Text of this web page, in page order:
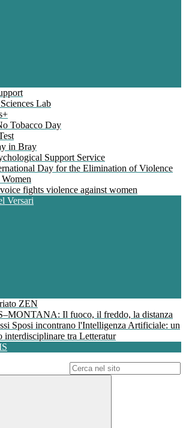
Lab
Tobacco Day
in Bray
Support Service
Day for the Elimination of Violence
voice fights violence against women
Versari
ZEN
Il fuoco, il freddo, la distanza
Sposi incontrano l'Intelligenza Artificiale: un
interdisciplinare tra Letteratur